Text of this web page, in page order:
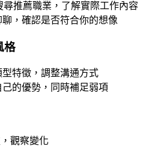
尋推薦職業，了解實際工作內容
，確認是否符合你的想像
格
特徵，調整溝通方式
的優勢，同時補足弱項
觀察變化